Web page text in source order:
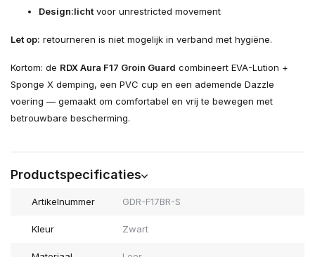
Design:lichtvoor unrestricted movement
Let op: retourneren is niet mogelijk in verband met hygiëne.
Kortom: de RDX Aura F17 Groin Guard combineert EVA-Lution +
Sponge X demping, een PVC cup en een ademende Dazzle
voering — gemaakt om comfortabel en vrij te bewegen met
betrouwbare bescherming.
Productspecificaties
Artikelnummer GDR-F17BR-S
Kleur Zwart